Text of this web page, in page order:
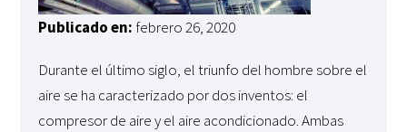
Publicado en: febrero 26, 2020
Durante el último siglo, el triunfo del hombre sobre el
aire se ha caracterizado por dos inventos: el
compresor de aire y el aire acondicionado. Ambas